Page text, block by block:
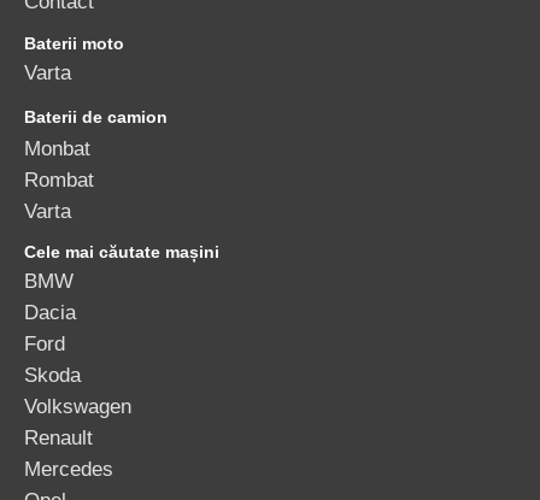
Baterii moto
Varta
Baterii de camion
Monbat
Rombat
Varta
Cele mai căutate mașini
BMW
Dacia
Ford
Skoda
Volkswagen
Renault
Mercedes